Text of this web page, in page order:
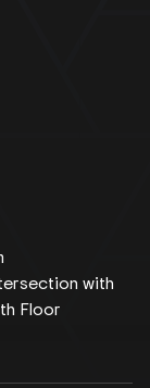
with
Floor